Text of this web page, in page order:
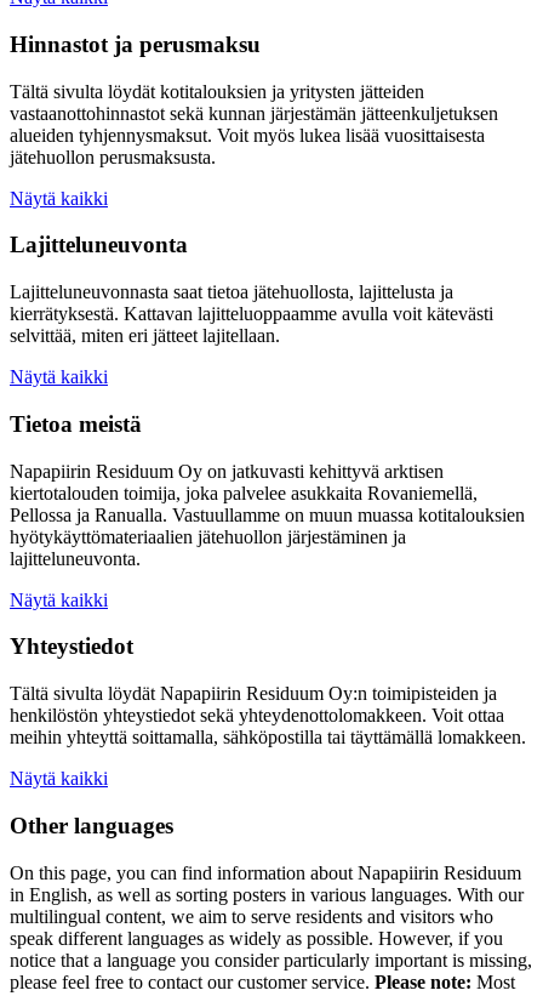
Hinnastot ja perusmaksu
Tältä sivulta löydät kotitalouksien ja yritysten jätteiden
vastaanottohinnastot sekä kunnan järjestämän jätteenkuljetuksen
alueiden tyhjennysmaksut. Voit myös lukea lisää vuosittaisesta
jätehuollon perusmaksusta.
Näytä kaikki
Lajitteluneuvonta
Lajitteluneuvonnasta saat tietoa jätehuollosta, lajittelusta ja
kierrätyksestä. Kattavan lajitteluoppaamme avulla voit kätevästi
selvittää, miten eri jätteet lajitellaan.
Näytä kaikki
Tietoa meistä
Napapiirin Residuum Oy on jatkuvasti kehittyvä arktisen
kiertotalouden toimija, joka palvelee asukkaita Rovaniemellä,
Pellossa ja Ranualla. Vastuullamme on muun muassa kotitalouksien
hyötykäyttömateriaalien jätehuollon järjestäminen ja
lajitteluneuvonta.
Näytä kaikki
Yhteystiedot
Tältä sivulta löydät Napapiirin Residuum Oy:n toimipisteiden ja
henkilöstön yhteystiedot sekä yhteydenottolomakkeen. Voit ottaa
meihin yhteyttä soittamalla, sähköpostilla tai täyttämällä lomakkeen.
Näytä kaikki
Other languages
On this page, you can find information about Napapiirin Residuum
in English, as well as sorting posters in various languages. With our
multilingual content, we aim to serve residents and visitors who
speak different languages as widely as possible. However, if you
notice that a language you consider particularly important is missing,
please feel free to contact our customer service. Please note: Most